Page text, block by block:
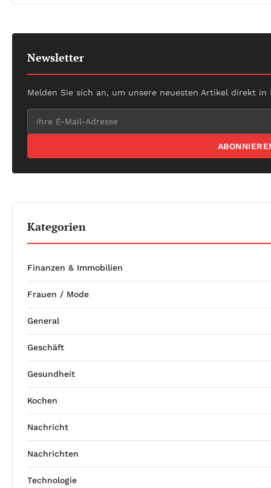
Newsletter
Melden Sie sich an, um unsere neuesten Artikel direkt
Kategorien
Finanzen & Immobilien
Frauen / Mode
General
Geschäft
Gesundheit
Kochen
Nachricht
Nachrichten
Technologie